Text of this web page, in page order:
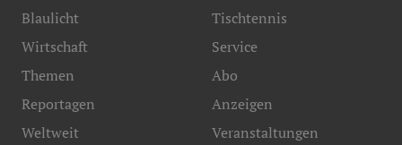
Blaulicht
Tischtennis
Wirtschaft
Themen
Reportagen
Weltweit
Service
Abo
Anzeigen
Veranstaltungen